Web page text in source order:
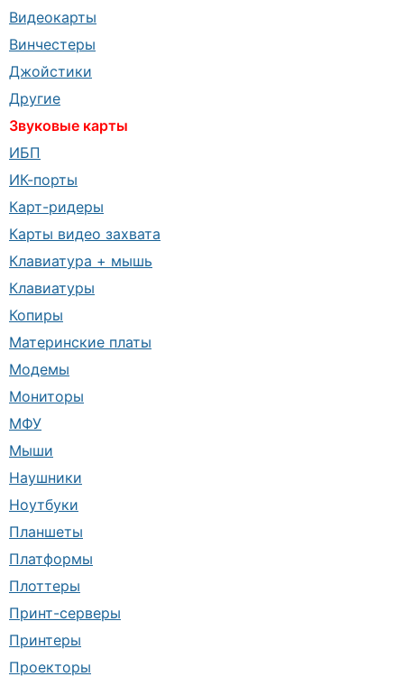
Видеокарты
Винчестеры
Джойстики
Другие
Звуковые карты
ИБП
ИК-порты
Карт-ридеры
Карты видео захвата
Клавиатура + мышь
Клавиатуры
Копиры
Материнские платы
Модемы
Мониторы
МФУ
Мыши
Наушники
Ноутбуки
Планшеты
Платформы
Плоттеры
Принт-серверы
Принтеры
Проекторы